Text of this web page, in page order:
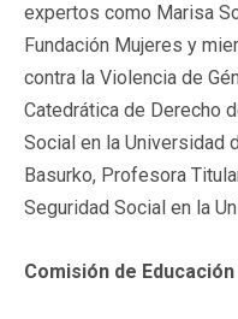
expertos como Marisa
Fundación Mujeres y
contra la Violencia de
Catedrática de Derecho
Social en la Universidad
Basurko, Profesora
Seguridad Social en la
Comisión de